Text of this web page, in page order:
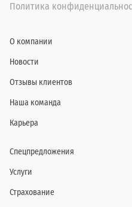
Политика
О компании
Новости
Отзывы клиентов
Наша команда
Карьера
Спецпредложения
Услуги
Страхование